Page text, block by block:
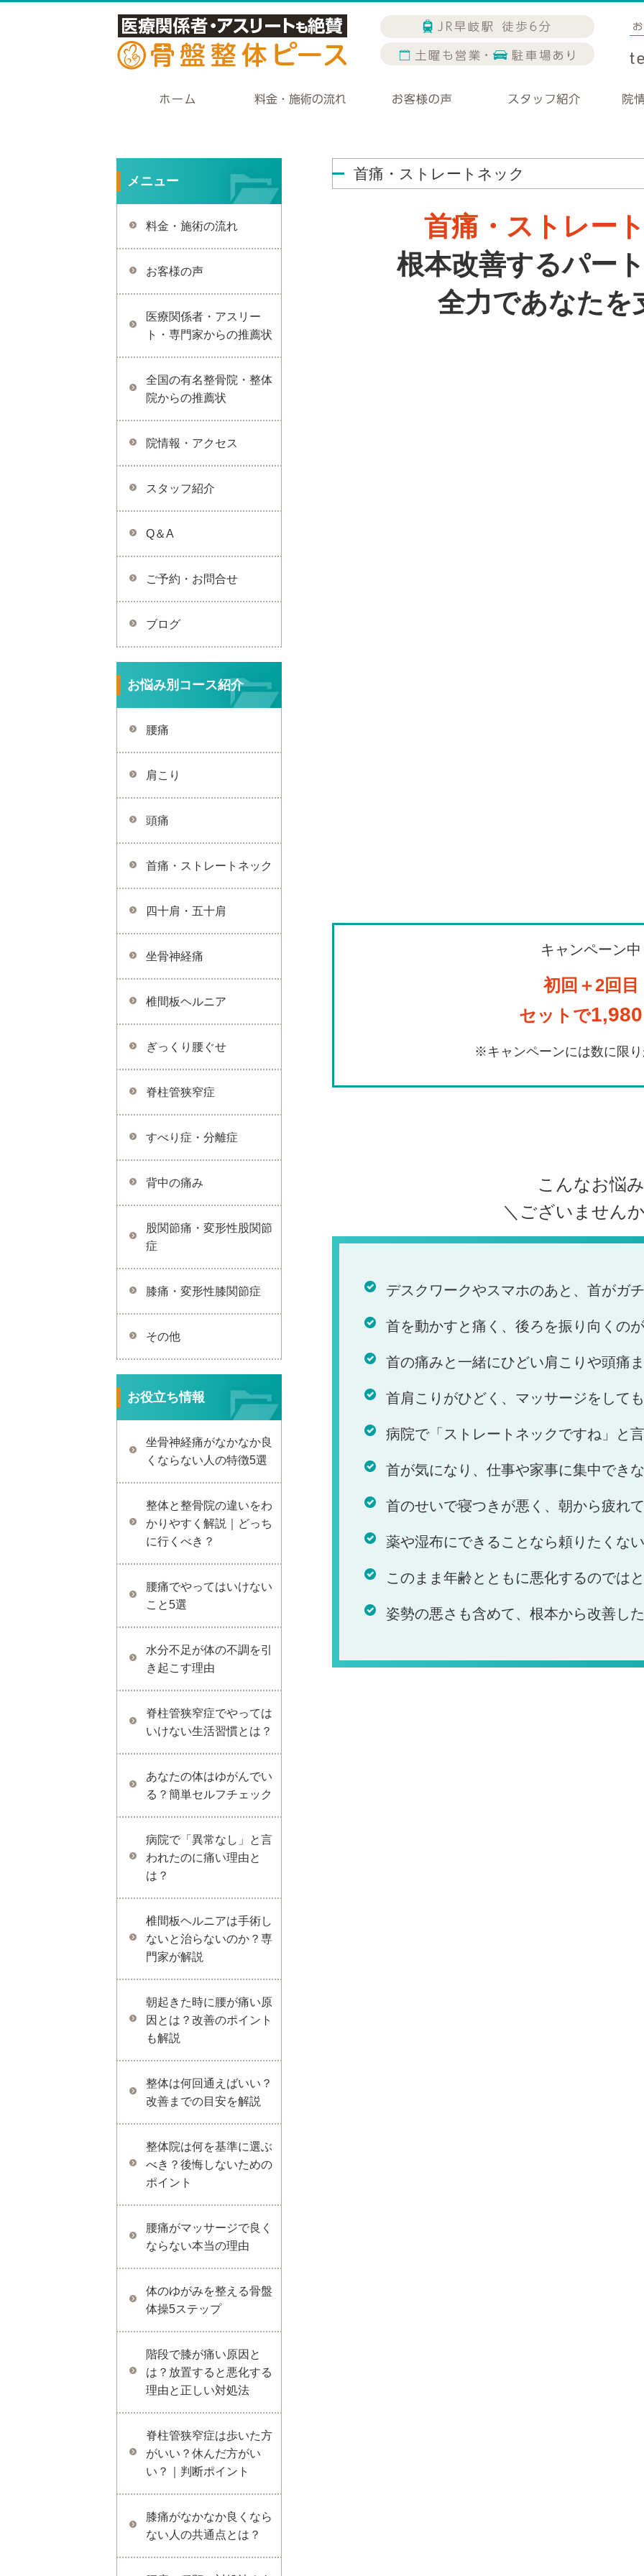
首痛・ストレートネック
首痛・ストレー
根本改善するパー
全力であなたを
キャンペーン中
初回＋2回目
セットで1,980
※キャンペーンには数に限
こんなお悩み
＼ござい ませんか
デスクワークやスマホのあと、首がガ
首を動かすと痛く、後ろを振り向くの
首の痛みと一緒にひどい肩こりや頭痛
首肩こりがひどく、マッサージをして
病院で「ストレートネックですね」と
首が気になり、仕事や家事に集中でき
首のせいで寝つきが悪く、朝から疲れ
薬や湿布にできることなら頼りたくない
このまま年齢とともに悪化するのでは
姿勢の悪さも含めて、根本から改善し
メニュー
料金・施術の流れ
お客様の声
医療関係者・アスリー
ト・専門家からの推薦状
全国の有名整骨院・整体
院からの推薦状
院情報・アクセス
スタッフ紹介
Q＆A
ご予約・お問合せ
ブログ
お悩み別コース紹介
腰痛
肩こり
頭痛
首痛・ストレートネック
四十肩・五十肩
坐骨神経痛
椎間板ヘルニア
ぎっくり腰ぐせ
脊柱管狭窄症
すべり症・分離症
背中の痛み
股関節痛・変形性股関節
症
膝痛・変形性膝関節症
その他
お役立ち情報
坐骨神経痛がなかなか良
くならない人の特徴5選
整体と整骨院の違いをわ
かりやすく解説｜どっち
に行くべき？
腰痛でやってはいけない
こと5選
水分不足が体の不調を引
き起こす理由
脊柱管狭窄症でやっては
いけない生活習慣とは？
あなたの体はゆがんでい
る？簡単セルフチェック
病院で「異常なし」と言
われたのに痛い理由と
は？
椎間板ヘルニアは手術し
ないと治らないのか？専
門家が解説
朝起きた時に腰が痛い原
因とは？改善のポイント
も解説
整体は何回通えばいい？
改善までの目安を解説
整体院は何を基準に選ぶ
べき？後悔しないための
ポイント
腰痛がマッサージで良く
ならない本当の理由
体のゆがみを整える骨盤
体操5ステップ
階段で膝が痛い原因と
は？放置すると悪化する
理由と正しい対処法
脊柱管狭窄症は歩いた方
がいい？休んだ方がい
い？｜判断ポイント
膝痛がなかなか良くなら
ない人の共通点とは？